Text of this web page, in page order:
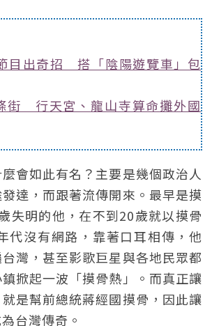
目出奇招 搭「陰陽遊覽車」包
街 行天宮、龍山寺算命攤外國
會如此有名？主要是幾個政治人
達，而跟著流傳開來。最早是摸
失明的他，在不到20歲就以摸骨
代沒有網路，靠著口耳相傳，他
灣，甚至影歌巨星與各地民眾都
掀起一波「摸骨熱」。而真正讓
是幫前總統蔣經國摸骨，因此讓
台灣傳奇。